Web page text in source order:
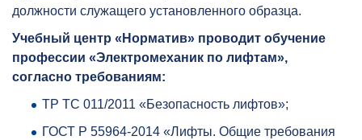
должности служащего установленного образца.
Учебный центр «Норматив» проводит обучение
профессии «Электромеханик по лифтам»,
согласно требованиям:
ТР ТС 011/2011 «Безопасность лифтов»;
ГОСТ Р 55964-2014 «Лифты. Общие требования